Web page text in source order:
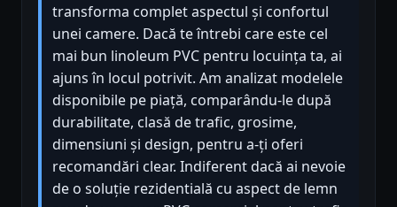
transforma complet aspectul și confortul
unei camere. Dacă te întrebi care este cel
mai bun linoleum PVC pentru locuința ta, ai
ajuns în locul potrivit. Am analizat modelele
disponibile pe piață, comparându-le după
durabilitate, clasă de trafic, grosime,
dimensiuni și design, pentru a-ți oferi
recomandări clear. Indiferent dacă ai nevoie
de o soluție rezidentială cu aspect de lemn